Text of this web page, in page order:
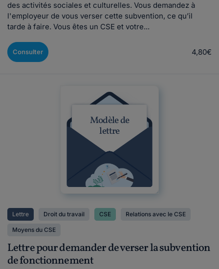
des activités sociales et culturelles. Vous demandez à
l'employeur de vous verser cette subvention, ce qu’il
tarde à faire. Vous êtes un CSE et votre...
Consulter 4,80€
Modèle de
lettre
Lettre Droit du travail CSE Relations avec le CSE
Moyens du CSE
Lettre pour demander de verser la subvention
de fonctionnement